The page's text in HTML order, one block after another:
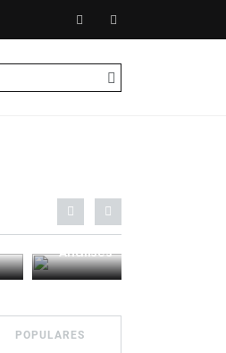
Análises
POPULARES